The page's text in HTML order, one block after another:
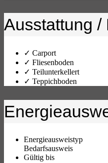
Ausstattung /
✓ Carport
✓ Fliesenboden
✓ Teilunterkellert
✓ Teppichboden
Energieausweistyp
Bedarfs­ausweis
Gültig bis